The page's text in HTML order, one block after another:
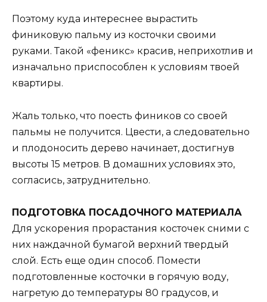
Поэтому куда интереснее вырастить
финиковую пальму из косточки своими
руками. Такой «феникс» красив, неприхотлив и
изначально приспособлен к условиям твоей
квартиры.
Жаль только, что поесть фиников со своей
пальмы не получится. Цвести, а следовательно
и плодоносить дерево начинает, достигнув
высоты 15 метров. В домашних условиях это,
согласись, затруднительно.
ПОДГОТОВКА ПОСАДОЧНОГО МАТЕРИАЛА
Для ускорения прорастания косточек сними с
них наждачной бумагой верхний твердый
слой. Есть еще один способ. Помести
подготовленные косточки в горячую воду,
нагретую до температуры 80 градусов, и